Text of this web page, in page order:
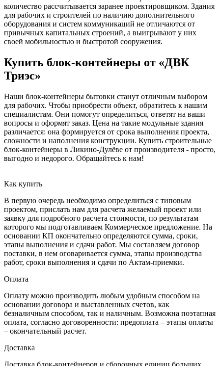
количество рассчитывается заранее проектировщиком. Здания
для рабочих и строителей по наличию дополнительного
оборудования и систем коммуникаций не отличаются от
привычных капитальных строений, а выигрывают у них
своей мобильностью и быстротой сооружения.
Купить блок-контейнеры от «ДВК
Триэс»
Наши блок-контейнеры бытовки станут отличным выбором
для рабочих. Чтобы приобрести объект, обратитесь к нашим
специалистам. Они помогут определиться, ответят на ваши
вопросы и оформят заказ. Цена на такие модульные здания
различается: она формируется от срока выполнения проекта,
сложности и наполнения конструкции. Купить строительные
блок-контейнеры в Ликино-Дулёве от производителя - просто,
выгодно и недорого. Обращайтесь к нам!
Как купить
В первую очередь необходимо определиться с типовым
проектом, прислать нам для расчета желаемый проект или
заявку для подробного расчета стоимости, по результатам
которого мы подготавливаем Коммерческое предложение. На
основании КП окончательно определяются сумма, сроки,
этапы выполнения и сдачи работ. Мы составляем договор
поставки, в нем оговаривается сумма, этапы производства
работ, сроки выполнения и сдачи по Актам-приемки.
Оплата
Оплату можно производить любым удобным способом на
основании договора и выставленных счетов, как
безналичным способом, так и наличным. Возможна поэтапная
оплата, согласно договоренности: предоплата – этапы оплаты
– окончательный расчет.
Доставка